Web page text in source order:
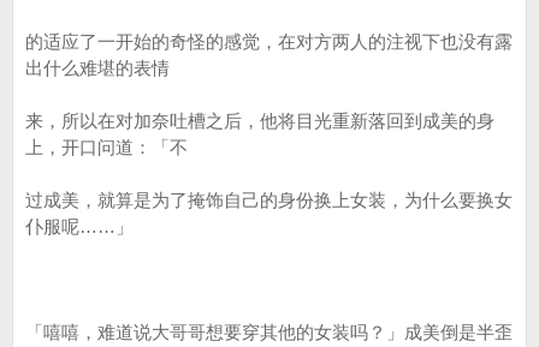
的适应了一开始的奇怪的感觉，在对方两人的注视下也没有露
出什么难堪的表情
来，所以在对加奈吐槽之后，他将目光重新落回到成美的身
上，开口问道：「不
过成美，就算是为了掩饰自己的身份换上女装，为什么要换女
仆服呢……」
「嘻嘻，难道说大哥哥想要穿其他的女装吗？」成美倒是半歪